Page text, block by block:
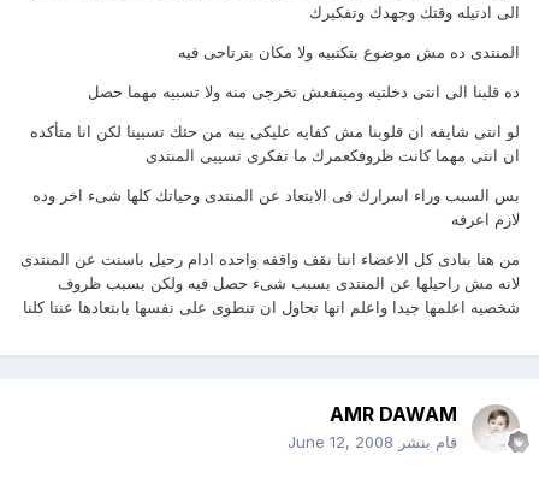
الى ادتيله وقتك وجهدك وتفكيرك
المنتدى ده مش موضوع بتكتبيه ولا مكان بترتاحى فيه
ده قلبنا الى انتى دخلتيه ومينفعش تخرجى منه ولا تسبيه مهما حصل
لو انتى شايفه ان قلوبنا مش كفايه عليكى يبه من حئك تسبينا لكن انا متأكده
ان انتى مهما كانت ظروفكعمرك ما تفكرى تسيبى المنتدى
بس السبب وراء اسرارك فى الابتعاد عن المنتدى وحياتك كلها شىء اخر وده
لازم اعرفه
من هنا بنادى كل الاعضاء اننا نقف واقفه واحده ادام رحيل باسنت عن المنتدى
لانه مش راحيلها عن المنتدى بسبب شىء حصل فيه ولكن بسبب ظروف
شخصيه اعلمها جيدا واعلم انها تحاول ان تنطوى على نفسها بابتعادها عننا كلنا
AMR DAWAM
قام بنشر June 12, 2008